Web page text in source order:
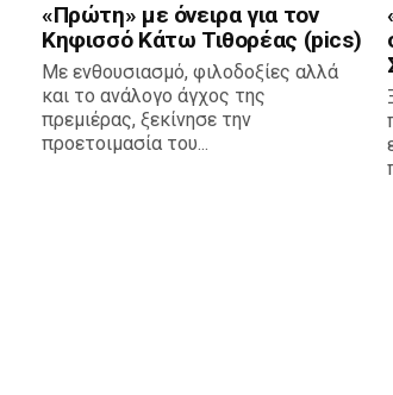
«Πρώτη» με όνειρα για τον
Κηφισσό Κάτω Τιθορέας (pics)
Με ενθουσιασμό, φιλοδοξίες αλλά
και το ανάλογο άγχος της
πρεμιέρας, ξεκίνησε την
προετοιμασία του...